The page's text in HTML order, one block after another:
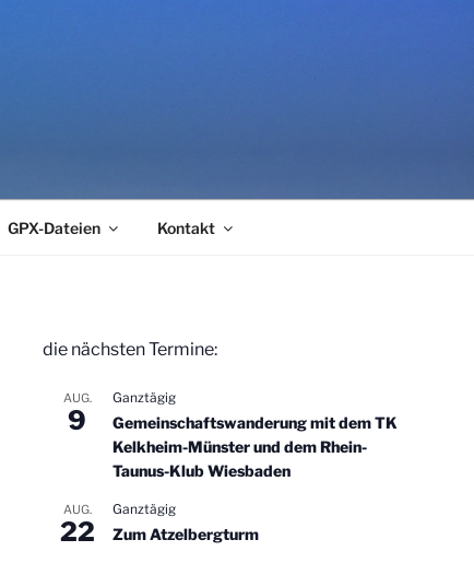
GPX-Dateien Kontakt
die nächsten Termine:
AUG.
9
Ganztägig
Gemeinschaftswanderung mit dem TK
Kelkheim-Münster und dem Rhein-
Taunus-Klub Wiesbaden
AUG.
22
Ganztägig
Zum Atzelbergturm